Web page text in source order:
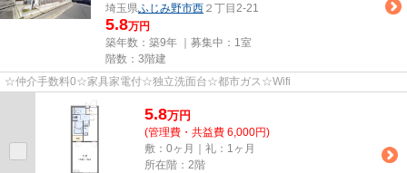
埼玉県ふじみ野市西 ２丁目2-21
5.8万円
築年数：築9年 ｜募集中： 1室
階数：3階建
☆仲介手数料0☆家具家電付☆独立洗面台☆都市ガス☆Wifi
5.8万円
(管理費・共益費 6,000円)
敷：0ヶ月｜礼：1ヶ月
所在階：2階